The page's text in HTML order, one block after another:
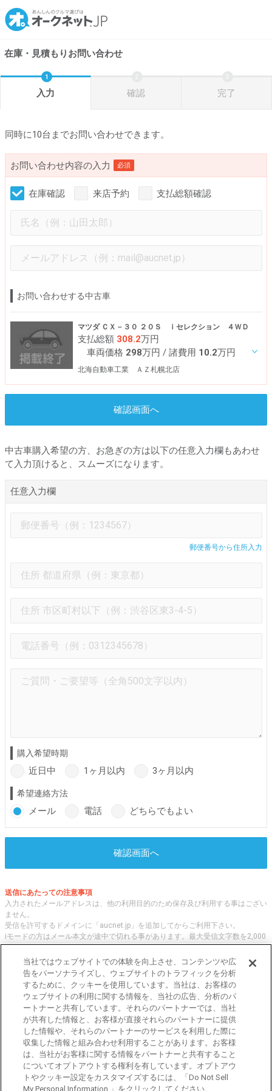
在庫・見積もりお問い合わせ
入力 確認 完了
同時に10台までお問い合わせできます。
お問い合わせ内容の入力 必須
在庫確認 来店予約 支払総額確認
お問い合わせする中古車
マツダ ＣＸ－３０ ２０Ｓ ｉセレクション ４ＷＤ
支払総額 308.2万円
車両価格 298万円 / 諸費用 10.2万円
北海自動車工業 ＡＺ札幌北店
確認画面へ
中古車購入希望の方、お急ぎの方は以下の任意入力欄もあわせ
て入力頂けると、スムーズになります。
任意入力欄
郵便番号から住所入力
購入希望時期
近日中 1ヶ月以内 3ヶ月以内
希望連絡方法
メール 電話 どちらでもよい
確認画面へ
送信にあたっての注意事項
入力されたメールアドレスは、他の利用目的のため保存及び利用する事はござい
ません。
受信を許可するドメインに「aucnet.jp」を追加してからご利用下さい。
iモードの方はメール本文が途中で切れる事があります。最大受信文字数を2,000
文字へ変更してご利用ください
オークネット.jpでは、全国の中古車について、 「評価点と星の数」の情報をも
とに、信頼性の高い中古車情報を提供しています。
車種・エリア・走行距離等の基本的な中古車の状態から、「評価点と星の数」に
よる検索、装備品等のオプション等の詳細検索等、こだわりの中古車を様々な角
度から探すことが可能です。 国内外の各メーカー・車種を多く取り揃え、皆さ
まに安心と信頼の全国の中古車についての情報をお届け致します。
東京都公安委員会許可 第301001105434号
当社ではウェブサイトでの体験を向上させ、コンテンツや広
告をパーソナライズし、ウェブサイトのトラフィックを分析
するために、クッキーを使用しています。当社は、お客様の
ウェブサイトの利用に関する情報を、当社の広告、分析のパ
ートナーと共有しています。それらのパートナーでは、当社
が共有した情報と、お客様が直接それらのパートナーに提供
した情報や、それらのパートナーのサービスを利用した際に
収集した情報と組み合わせ利用することがあります。お客様
は、当社がお客様に関する情報をパートナーと共有すること
についてオプトアウトする権利を有しています。オプトアウ
トやクッキー設定をカスタマイズするには、「Do Not Sell
My Personal Information 」をクリックしてください。